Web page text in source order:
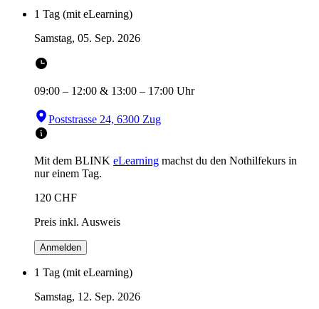
1 Tag (mit eLearning)
Samstag, 05. Sep. 2026
09:00 – 12:00 & 13:00 – 17:00 Uhr
Poststrasse 24, 6300 Zug
Mit dem BLINK eLearning machst du den Nothilfekurs in
nur einem Tag.
120 CHF
Preis inkl. Ausweis
Anmelden
1 Tag (mit eLearning)
Samstag, 12. Sep. 2026